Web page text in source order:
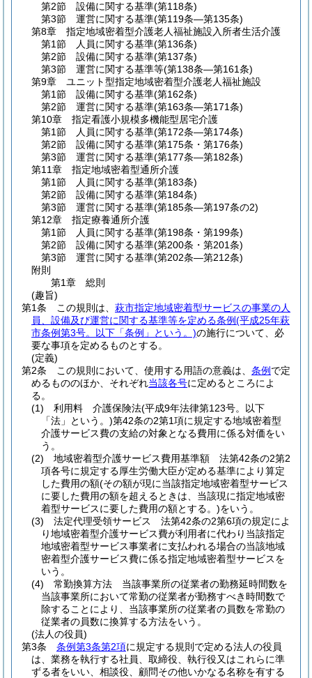
第2節
設備に関する基準(第118条)
第3節
運営に関する基準(第119条―第135条)
第8章
指定地域密着型介護老人福祉施設入所者生活介護
第1節
人員に関する基準(第136条)
第2節
設備に関する基準(第137条)
第3節
運営に関する基準等(第138条―第161条)
第9章
ユニット型指定地域密着型介護老人福祉施設
第1節
設備に関する基準(第162条)
第2節
運営に関する基準(第163条―第171条)
第10章
指定看護小規模多機能型居宅介護
第1節
人員に関する基準(第172条―第174条)
第2節
設備に関する基準(第175条・第176条)
第3節
運営に関する基準(第177条―第182条)
第11章
指定地域密着型通所介護
第1節
人員に関する基準(第183条)
第2節
設備に関する基準(第184条)
第3節
運営に関する基準(第185条―第197条の2)
第12章
指定療養通所介護
第1節
人員に関する基準(第198条・第199条)
第2節
設備に関する基準(第200条・第201条)
第3節
運営に関する基準(第202条―第212条)
附則
第1章
総則
(趣旨)
第1条
この規則は、 萩市指定地域密着型サービスの事業の人
員、設備及び運営に関する基準等を定める条例(平成25年萩
市条例第3号。以下「条例」という。)の施行について、必
要な事項を定めるものとする。
(定義)
第2条
この規則において、使用する用語の意義は、 条例 で定
めるもののほか、それぞれ当該各号に定めるところによ
る。
(1)
利用料 介護保険法(平成9年法律第123号。以下
「法」という。)第42条の2第1項に規定する地域密着型
介護サービス費の支給の対象となる費用に係る対価をい
う。
(2)
地域密着型介護サービス費用基準額 法第42条の2第2
項各号に規定する厚生労働大臣が定める基準により算定
した費用の額(その額が現に当該指定地域密着型サービス
に要した費用の額を超えるときは、当該現に指定地域密
着型サービスに要した費用の額とする。)をいう。
(3)
法定代理受領サービス 法第42条の2第6項の規定によ
り地域密着型介護サービス費が利用者に代わり当該指定
地域密着型サービス事業者に支払われる場合の当該地域
密着型介護サービス費に係る指定地域密着型サービスを
いう。
(4)
常勤換算方法 当該事業所の従業者の勤務延時間数を
当該事業所において常勤の従業者が勤務すべき時間数で
除することにより、当該事業所の従業者の員数を常勤の
従業者の員数に換算する方法をいう。
(法人の役員)
第3条
条例第3条第2項に規定する規則で定める法人の役員
は、業務を執行する社員、取締役、執行役又はこれらに準
ずる者をいい、相談役、顧問その他いかなる名称を有する